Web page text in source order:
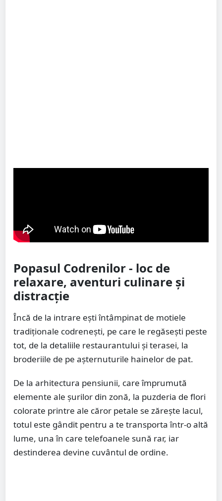
Popasul Codrenilor - loc de
relaxare, aventuri culinare și
distracție
Încă de la intrare ești întâmpinat de motiele
tradiționale codrenești, pe care le regăsești peste
tot, de la detaliile restaurantului și terasei, la
broderiile de pe așternuturile hainelor de pat.
De la arhitectura pensiunii, care împrumută
elemente ale șurilor din zonă, la puzderia de flori
colorate printre ale căror petale se zărește lacul,
totul este gândit pentru a te transporta într-o altă
lume, una în care telefoanele sună rar, iar
destinderea devine cuvântul de ordine.